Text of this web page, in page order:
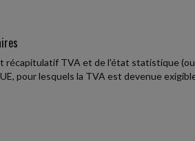
TVA et de l'état statistique (ou
pour lesquels la TVA est devenue